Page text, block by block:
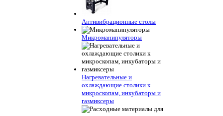
Антивибрационные столы
Микроманипуляторы
Нагревательные и
охлаждающие столики к
микроскопам, инкубаторы и
газмиксеры